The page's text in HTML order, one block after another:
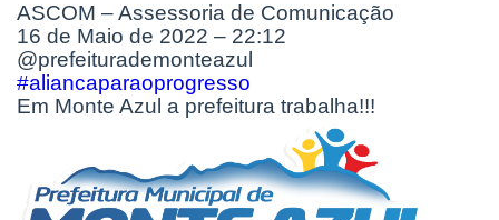
ASCOM – Assessoria de Comunicação
16 de Maio de 2022 – 22:12
@prefeiturademonteazul
#aliancaparaoprogresso
Em Monte Azul a prefeitura trabalha!!!